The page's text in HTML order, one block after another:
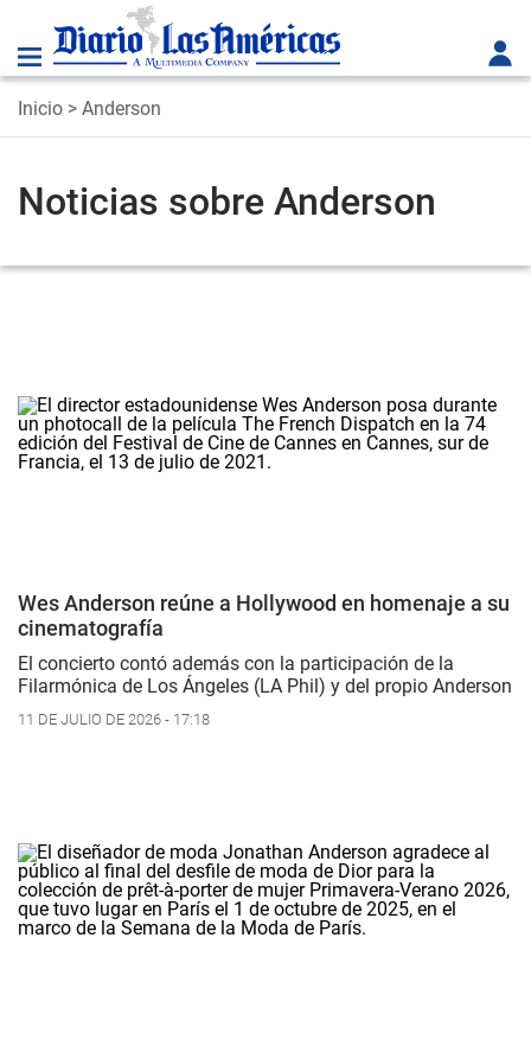
Inicio > Anderson
Noticias sobre Anderson
Wes Anderson reúne a Hollywood en homenaje a su
cinematografía
El concierto contó además con la participación de la
Filarmónica de Los Ángeles (LA Phil) y del propio Anderson
11 DE JULIO DE 2026 - 17:18